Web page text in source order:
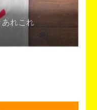
あれこれ